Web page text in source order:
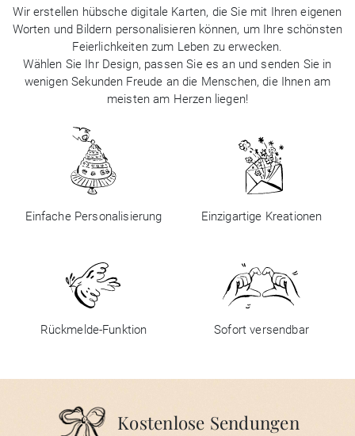
Wir erstellen hübsche digitale Karten, die Sie mit Ihren eigenen
Worten und Bildern personalisieren können, um Ihre schönsten
Feierlichkeiten zum Leben zu erwecken.
Wählen Sie Ihr Design, passen Sie es an und senden Sie in
wenigen Sekunden Freude an die Menschen, die Ihnen am
meisten am Herzen liegen!
Einfache Personalisierung Einzigartige Kreationen
Rückmelde-Funktion Sofort versendbar
Kostenlose Sendungen